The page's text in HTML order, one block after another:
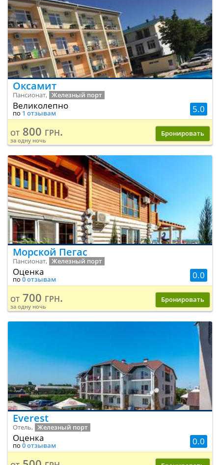
Оксамит
Пансионат, Железный порт
5.0
Великолепно
по 1 отзывам
от 800 грн.
за одну ночь
Бронировать
Морской Пегас
Пансионат, Железный порт
0.0
Оценка
по 0 отзывам
от 700 грн.
за одну ночь
Бронировать
Everest
Отель, Железный порт
0.0
Оценка
по 0 отзывам